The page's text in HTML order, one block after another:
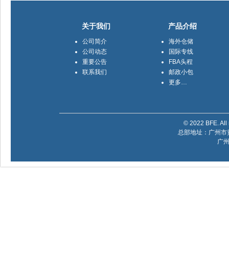
关于我们
公司简介
公司动态
重要公告
联系我们
产品介绍
海外仓储
国际专线
FBA头程
邮政小包
更多…
© 2022 BFE.
总部地址：广州
广